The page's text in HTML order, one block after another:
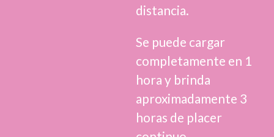
distancia.
Se puede cargar
completamente en 1
hora y brinda
aproximadamente 3
horas de placer